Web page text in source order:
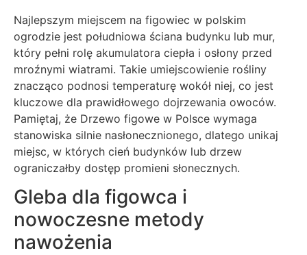
Najlepszym miejscem na figowiec w polskim
ogrodzie jest południowa ściana budynku lub mur,
który pełni rolę akumulatora ciepła i osłony przed
mroźnymi wiatrami. Takie umiejscowienie rośliny
znacząco podnosi temperaturę wokół niej, co jest
kluczowe dla prawidłowego dojrzewania owoców.
Pamiętaj, że Drzewo figowe w Polsce wymaga
stanowiska silnie nasłonecznionego, dlatego unikaj
miejsc, w których cień budynków lub drzew
ograniczałby dostęp promieni słonecznych.
Gleba dla figowca i
nowoczesne metody
nawożenia